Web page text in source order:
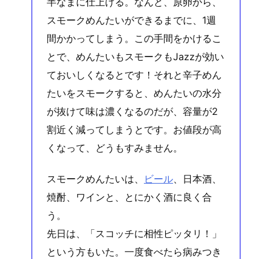
スモークめんたいができるまでに、1週
間かかってしまう。この手間をかけるこ
とで、めんたいもスモークもJazzが効い
ておいしくなるとです！それと辛子めん
たいをスモークすると、めんたいの水分
が抜けて味は濃くなるのだが、容量が2
割近く減ってしまうとです。お値段が高
くなって、どうもすみません。
スモークめんたいは、 ビール、日本酒、
焼酎、ワインと、とにかく酒に良く合
う。
先日は、「スコッチに相性ピッタリ！」
という方もいた。一度食べたら病みつき